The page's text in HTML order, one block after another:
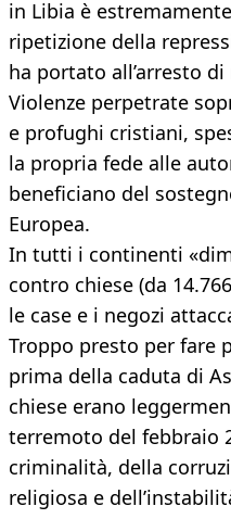
in Libia è
ripetizione della
ha portato all’arresto
Violenze perpetrate
e profughi cristiani,
la propria fede alle
beneficiano del
Europea.
In tutti i continenti
contro chiese (da
le case e i negozi
Troppo presto per fare
prima della caduta di
chiese erano
terremoto del febbraio
criminalità, della
religiosa e